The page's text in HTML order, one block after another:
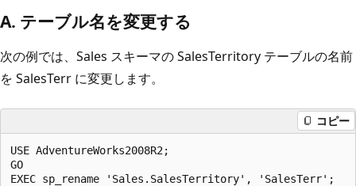
A. テーブル名を変更する
次の例では、Sales スキーマの SalesTerritory テーブルの名前
を SalesTerr に変更します。
コピー
USE AdventureWorks2008R2;
GO
EXEC sp_rename 'Sales.SalesTerritory', 'SalesTerr';